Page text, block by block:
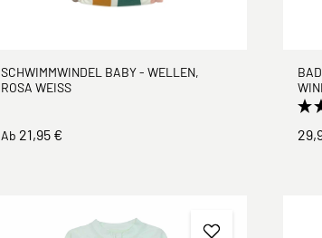
SCHWIMMWINDEL BABY - WELLEN,
ROSA WEISS
Ab 21,95 €